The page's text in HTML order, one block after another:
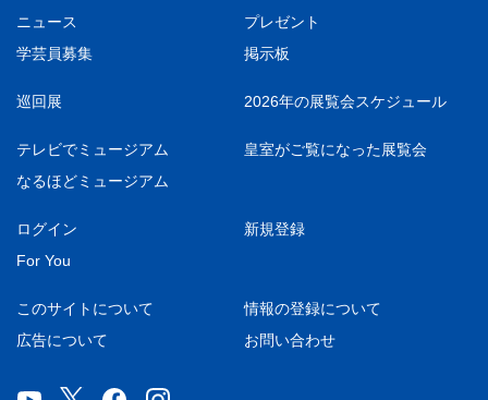
ニュース
プレゼント
学芸員募集
掲示板
巡回展 2026年の展覧会スケジュール
テレビでミュージアム
皇室がご覧になった展覧会
なるほどミュージアム
ログイン
新規登録
For You
このサイトについて
情報の登録について
広告について
お問い合わせ